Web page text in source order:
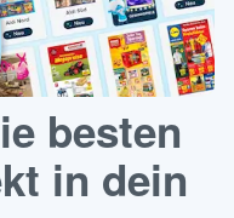
besten
in dein